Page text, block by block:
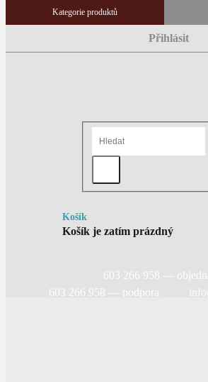
Přihlásit
Košík
Košík je zatím prázdný
603 266 958 —
603 266 958 — podpora